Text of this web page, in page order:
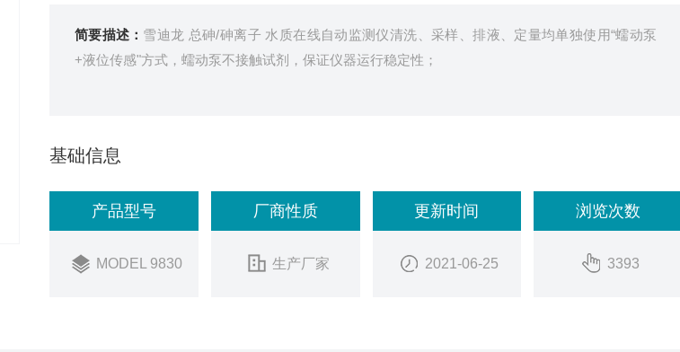
简要描述： 雪迪龙 总砷/砷离子 水质在线自动监测仪清洗、采样、排液、定量均单独使用“蠕动泵
+液位传感"方式，蠕动泵不接触试剂，保证仪器运行稳定性；
基础信息
产品型号
MODEL 9830
厂商性质
生产厂家
更新时间
2021-06-25
浏览次数
3393